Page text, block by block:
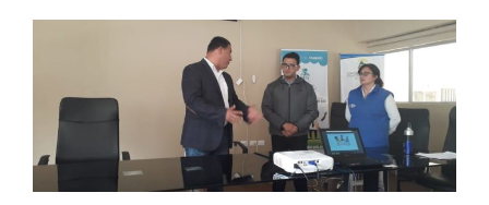
Sensibilización del trabajo infantil y ruta de manejo al
darse caso de estos